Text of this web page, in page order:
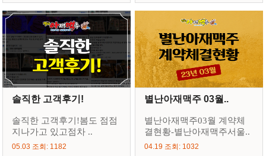
솔직한 고객후기!
솔직한 고객후기!봄도 점점
지나가고 있고점차 ..
05.03 조회: 1182
별난아재맥주 03월..
별난아재맥주03월 계약체
결현황-별난아재맥주서울..
04.19 조회: 1032